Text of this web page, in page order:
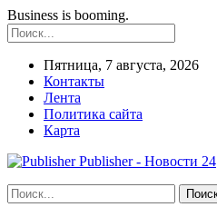
Business is booming.
Пятница, 7 августа, 2026
Контакты
Лента
Политика сайта
Карта
Publisher - Новости 24